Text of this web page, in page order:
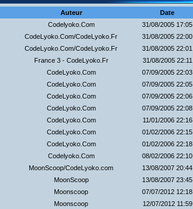
Auteur
Date
Codelyoko.Com
31/08/2005 17:05
CodeLyoko.Com/CodeLyoko.Fr
31/08/2005 22:00
CodeLyoko.Com/CodeLyoko.Fr
31/08/2005 22:01
France 3 - CodeLyoko.Fr
31/08/2005 22:11
CodeLyoko.Com
07/09/2005 22:03
CodeLyoko.Com
07/09/2005 22:05
CodeLyoko.Com
07/09/2005 22:06
CodeLyoko.Com
07/09/2005 22:08
CodeLyoko.Com
11/01/2006 22:16
CodeLyoko.Com
01/02/2006 22:15
CodeLyoko.Com
01/02/2006 22:18
Codelyoko.Com
08/02/2006 22:10
MoonScoop/CodeLyoko.com
13/08/2007 20:44
MoonScoop
13/08/2007 23:45
Moonscoop
07/07/2012 12:18
Moonscoop
12/07/2012 11:59